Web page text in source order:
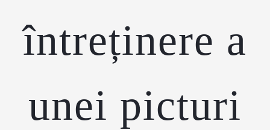
întreținere a
unei picturi